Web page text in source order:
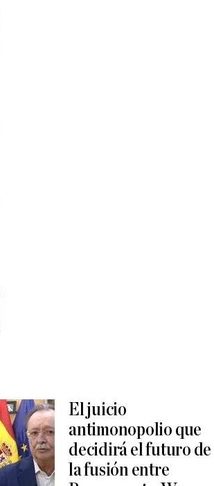
El juicio
antimonopolio que
decidirá el futuro de
la fusión entre